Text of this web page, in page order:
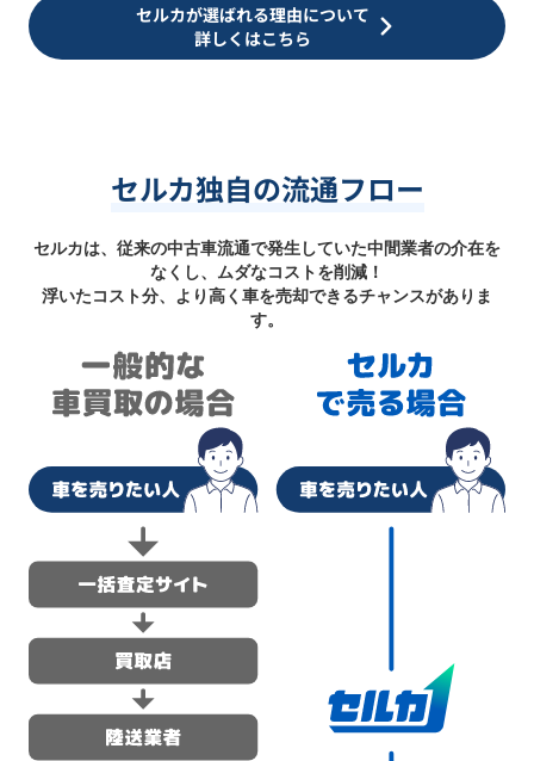
セルカが選ばれる理由について
詳しくはこちら
セルカ独自の流通フロー
セルカは、従来の中古車流通で発生していた中間業者の介在を
なくし、ムダなコストを削減！
浮いたコスト分、より高く車を売却できるチャンスがありま
す。